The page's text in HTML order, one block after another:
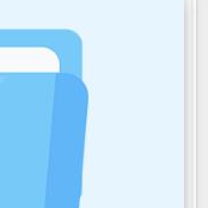
2.2.9